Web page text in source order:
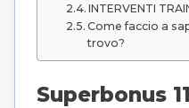
INTERVENTI
Come faccio a
trovo?
Superbonus